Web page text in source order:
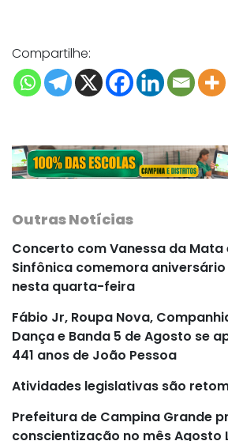
Compartilhe:
Outras Notícias
Concerto com Vanessa da Mata
Sinfônica comemora
nesta quarta-feira
Fábio Jr, Roupa Nova,
Dança e Banda 5 de Agosto se
441 anos de João Pessoa
Atividades legislativas são
Prefeitura de Campina Grande
conscientização no mês Agosto